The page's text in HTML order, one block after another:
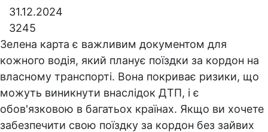
31.12.2024
3245
Зелена карта є важливим документом для
кожного водія, який планує поїздки за кордон на
власному транспорті. Вона покриває ризики, що
можуть виникнути внаслідок ДТП, і є
обов'язковою в багатьох країнах. Якщо ви хочете
забезпечити свою поїздку за кордон без зайвих